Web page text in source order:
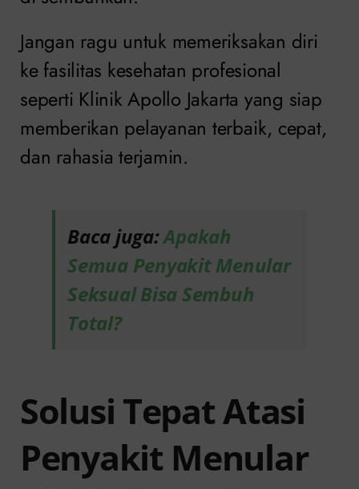
Jangan ragu untuk memeriksakan diri
ke fasilitas kesehatan profesional
seperti Klinik Apollo Jakarta yang siap
memberikan pelayanan terbaik, cepat,
dan rahasia terjamin.
Baca juga:Apakah
Semua Penyakit Menular
Seksual Bisa Sembuh
Total?
Solusi Tepat Atasi
Penyakit Menular